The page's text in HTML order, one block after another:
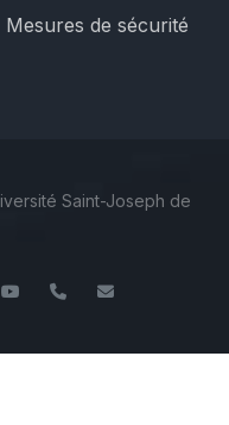
Mesures de sécurité
Saint-Joseph de
YouTube+961 (8) 543 120/